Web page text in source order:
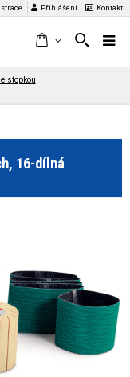
Přihlášení Kontakt
stopkou
16-dílná